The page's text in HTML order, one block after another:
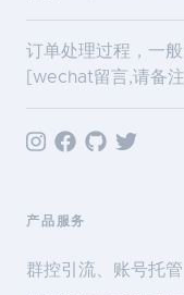
订单处理过程，一
[wechat留言,请备
产品服务
群控引流、账号托管